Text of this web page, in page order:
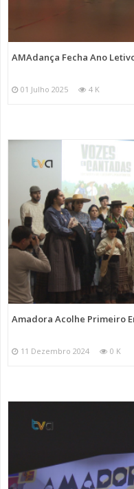
AMAdança Fecha Ano
01 Julho 2025 4 K
Amadora Acolhe Primeiro
11 Dezembro 2024 0 K